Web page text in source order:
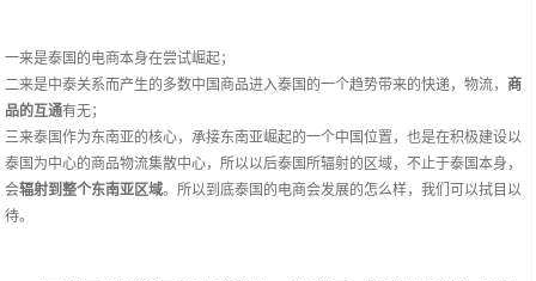
一来是泰国的电商本身在尝试崛起；
二来是中泰关系而产生的多数中国商品进入泰国的一个趋势带来的快递，物流， 商
品的互通有无；
三来泰国作为东南亚的核心，承接东南亚崛起的一个中国位置，也是在积极建设以
泰国为中心的商品物流集散中心，所以以后泰国所辐射的区域，不止于泰国本身，
会辐射到整个东南亚区域。所以到底泰国的电商会发展的怎么样，我们可以拭目以
待。